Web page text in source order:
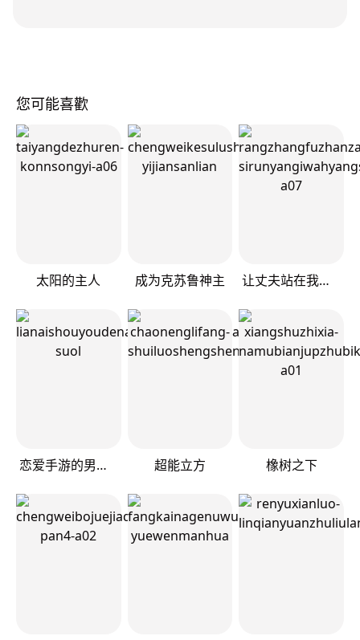
您可能喜歡
太阳的主人 成为克苏鲁神主 让丈夫站在我这边的方法
恋爱手游的男主都很危险 超能立方 橡树之下